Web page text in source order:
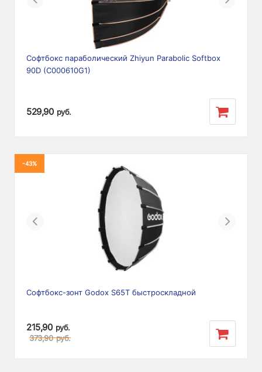
Софтбокс параболический Zhiyun Parabolic Softbox
90D (C000610G1)
529,90 руб.
-43%
Previous Next
Софтбокс-зонт Godox S65T быстроскладной
215,90 руб.
373,90 руб.